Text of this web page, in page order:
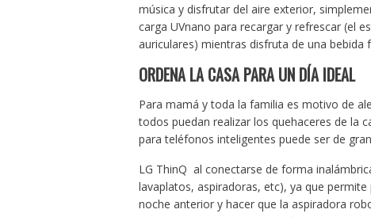
música y disfrutar del aire exterior,
carga UVnano para recargar y refrescar (el
auriculares) mientras disfruta de una bebida
ORDENA LA CASA PARA UN DÍA IDEAL
Para mamá y toda la familia es motivo de
todos puedan realizar los quehaceres de la
para teléfonos inteligentes puede ser de
LG ThinQ al conectarse de forma
lavaplatos, aspiradoras, etc), ya que
noche anterior y hacer que la aspiradora